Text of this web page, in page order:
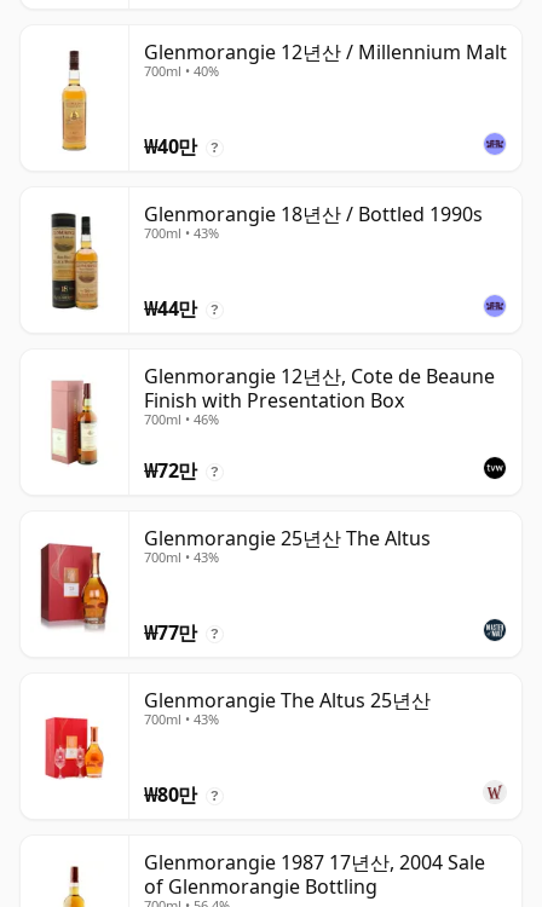
Glenmorangie 12년산 / Millennium Malt
700ml • 40%
₩40만 ?
Glenmorangie 18년산 / Bottled 1990s
700ml • 43%
₩44만 ?
Glenmorangie 12년산, Cote de Beaune
Finish with Presentation Box
700ml • 46%
₩72만 ?
Glenmorangie 25년산 The Altus
700ml • 43%
₩77만 ?
Glenmorangie The Altus 25년산
700ml • 43%
₩80만 ?
Glenmorangie 1987 17년산, 2004 Sale
of Glenmorangie Bottling